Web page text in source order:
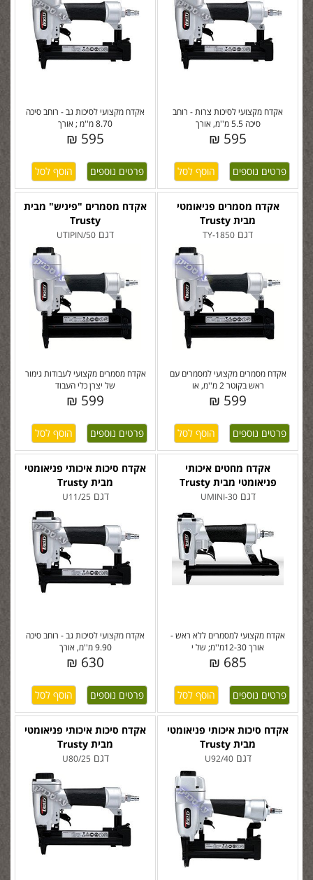
אקדח מקצועי לסיכות גב - רוחב סיכה
8.70 מ''מ ; אורך
595 ₪
פרטים נוספים
אקדח מקצועי לסיכות צרות - רוחב
סיכה 5.5 מ''מ, אורך
595 ₪
פרטים נוספים
אקדח מסמרים "פיניש" מבית
Trusty
דגם UTIPIN/50
אקדח מסמרים מקצועי לעבודות גימור
של יצרן כלי העבוד
599 ₪
פרטים נוספים
אקדח מסמרים פניאומטי
מבית Trusty
דגם TY-1850
אקדח מסמרים מקצועי למסמרים עם
ראש בקוטר 2 מ''מ, או
599 ₪
פרטים נוספים
אקדח סיכות איכותי פניאומטי
מבית Trusty
דגם U11/25
אקדח מקצועי לסיכות גב - רוחב סיכה
9.90 מ''מ, אורך
630 ₪
פרטים נוספים
אקדח מחטים איכותי
פניאומטי מבית Trusty
דגםUMINI-30
אקדח מקצועי למסמרים ללא ראש -
אורך 12-30מ''מ; של י
685 ₪
פרטים נוספים
אקדח סיכות איכותי פניאומטי
מבית Trusty
דגם U80/25
אקדח סיכות איכותי פניאומטי
מבית Trusty
דגםU92/40